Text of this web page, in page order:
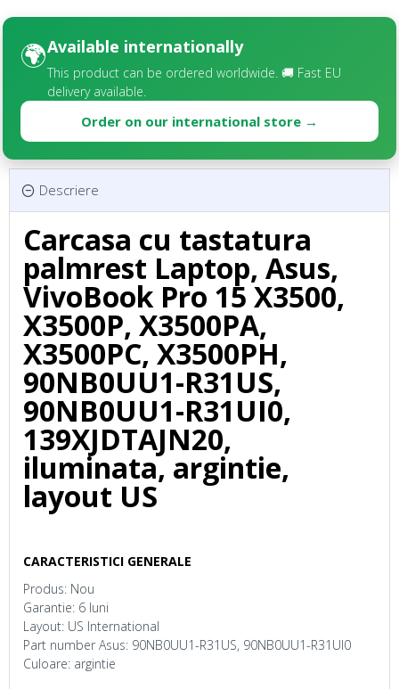
🌍Available internationally
This product can be ordered worldwide. 🚚 Fast EU
delivery available.
Order on our international store →
Descriere
Carcasa cu tastatura
palmrest Laptop, Asus,
VivoBook Pro 15 X3500,
X3500P, X3500PA,
X3500PC, X3500PH,
90NB0UU1-R31US,
90NB0UU1-R31UI0,
139XJDTAJN20,
iluminata, argintie,
layout US
CARACTERISTICI GENERALE
Produs: Nou
Garantie: 6 luni
Layout: US International
Part number Asus: 90NB0UU1-R31US, 90NB0UU1-R31UI0
Culoare: argintie